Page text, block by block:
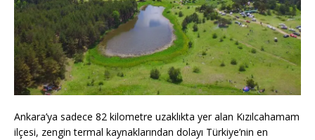
Ankara’ya sadece 82 kilometre uzaklıkta yer alan Kızılcahamam
ilçesi, zengin termal kaynaklarından dolayı Türkiye’nin en